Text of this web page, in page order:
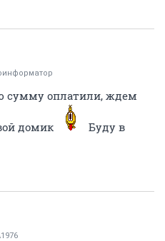
сумму оплатили, ждем
домик
Буду в